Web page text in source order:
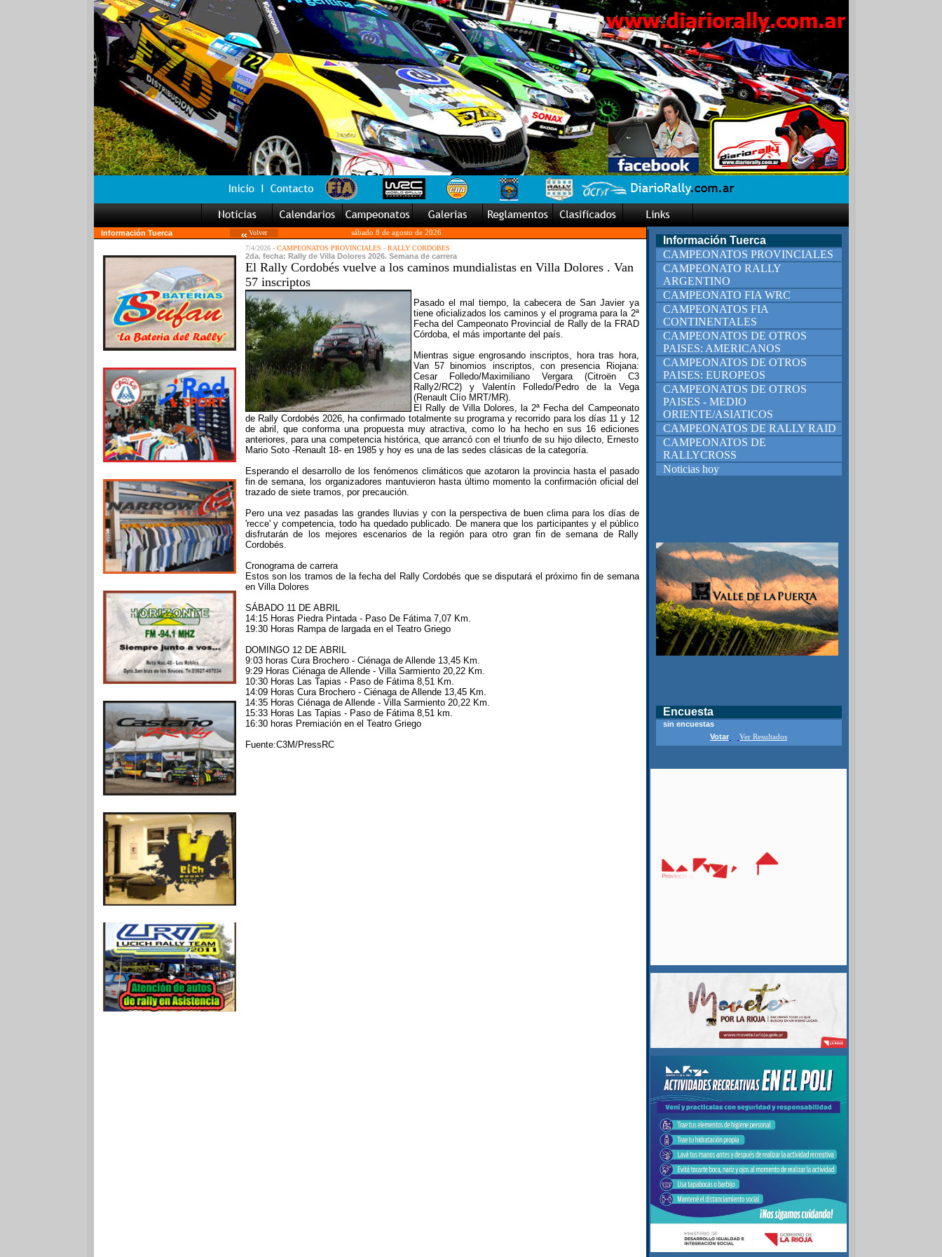
Información Tuerca Volver sábado 8 de agosto de 2026
Información Tuerca
CAMPEONATOS PROVINCIALES
CAMPEONATO RALLY
ARGENTINO
CAMPEONATO FIA WRC
CAMPEONATOS FIA
CONTINENTALES
CAMPEONATOS DE OTROS
PAISES: AMERICANOS
CAMPEONATOS DE OTROS
PAISES: EUROPEOS
CAMPEONATOS DE OTROS
PAISES - MEDIO
ORIENTE/ASIATICOS
CAMPEONATOS DE RALLY RAID
CAMPEONATOS DE
RALLYCROSS
Noticias hoy
Encuesta
sin encuestas
Votar
Ver Resultados
7/4/2026 - CAMPEONATOS PROVINCIALES - RALLY CORDOBES
2da. fecha: Rally de Villa Dolores 2026. Semana de carrera
El Rally Cordobés vuelve a los caminos mundialistas en Villa Dolores . Van
57 inscriptos
Pasado el mal tiempo, la cabecera de San Javier ya
tiene oficializados los caminos y el programa para la 2ª
Fecha del Campeonato Provincial de Rally de la FRAD
Córdoba, el más importante del país.
Mientras sigue engrosando inscriptos, hora tras hora,
Van 57 binomios inscriptos, con presencia Riojana:
Cesar Folledo/Maximiliano Vergara (Citroën C3
Rally2/RC2) y Valentín Folledo/Pedro de la Vega
(Renault Clío MRT/MR).
El Rally de Villa Dolores, la 2ª Fecha del Campeonato
de Rally Cordobés 2026, ha confirmado totalmente su programa y recorrido para los días 11 y 12
de abril, que conforma una propuesta muy atractiva, como lo ha hecho en sus 16 ediciones
anteriores, para una competencia histórica, que arrancó con el triunfo de su hijo dilecto, Ernesto
Mario Soto -Renault 18- en 1985 y hoy es una de las sedes clásicas de la categoría.
Esperando el desarrollo de los fenómenos climáticos que azotaron la provincia hasta el pasado
fin de semana, los organizadores mantuvieron hasta último momento la confirmación oficial del
trazado de siete tramos, por precaución.
Pero una vez pasadas las grandes lluvias y con la perspectiva de buen clima para los días de
'recce' y competencia, todo ha quedado publicado. De manera que los participantes y el público
disfrutarán de los mejores escenarios de la región para otro gran fin de semana de Rally
Cordobés.
Cronograma de carrera
Estos son los tramos de la fecha del Rally Cordobés que se disputará el próximo fin de semana
en Villa Dolores
SÁBADO 11 DE ABRIL
14:15 Horas Piedra Pintada - Paso De Fátima 7,07 Km.
19:30 Horas Rampa de largada en el Teatro Griego
DOMINGO 12 DE ABRIL
9:03 horas Cura Brochero - Ciénaga de Allende 13,45 Km.
9:29 Horas Ciénaga de Allende - Villa Sarmiento 20,22 Km.
10:30 Horas Las Tapias - Paso de Fátima 8,51 Km.
14:09 Horas Cura Brochero - Ciénaga de Allende 13,45 Km.
14:35 Horas Ciénaga de Allende - Villa Sarmiento 20,22 Km.
15:33 Horas Las Tapias - Paso de Fátima 8,51 km.
16:30 horas Premiación en el Teatro Griego
Fuente:C3M/PressRC